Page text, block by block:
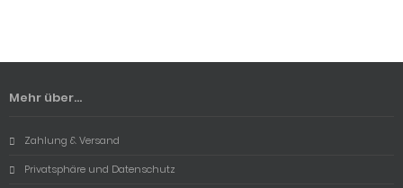
Mehr über...
Zahlung & Versand
Privatsphäre und Datenschutz